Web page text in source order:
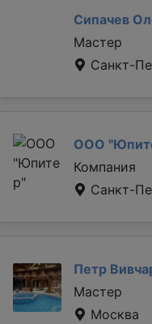
Сипачев
Мастер
Санкт-
ООО
Компания
Санкт-
Петр
Мастер
Москва